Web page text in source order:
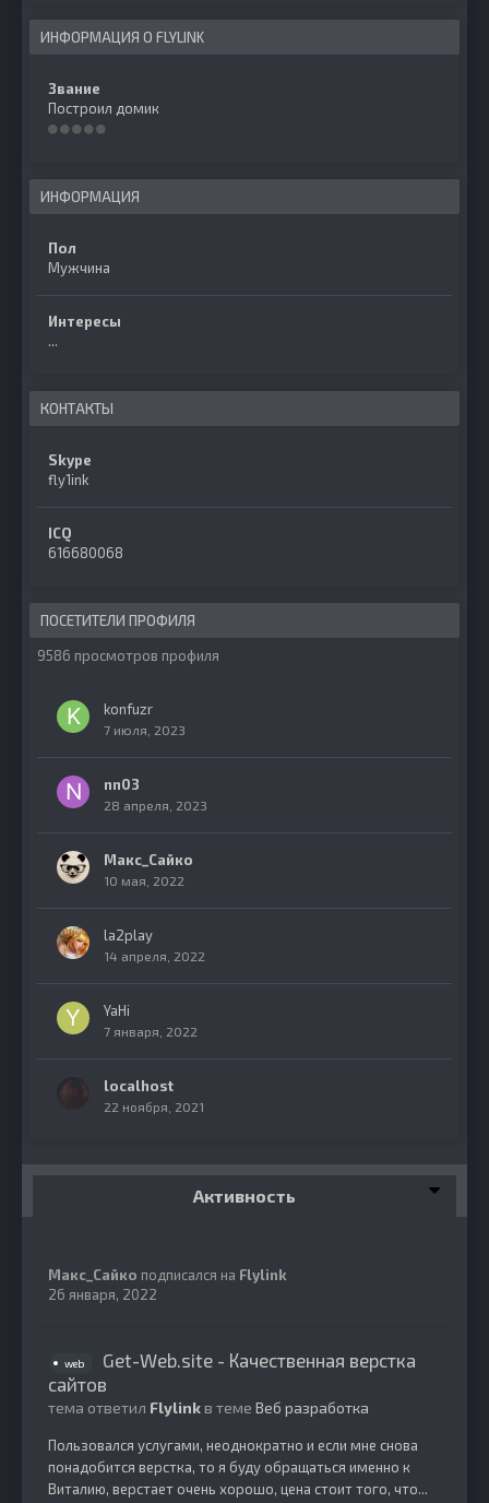
ИНФОРМАЦИЯ О FLYLINK
Звание
Построил домик
ИНФОРМАЦИЯ
Пол
Мужчина
Интересы
...
КОНТАКТЫ
Skype
fly1ink
ICQ
616680068
ПОСЕТИТЕЛИ ПРОФИЛЯ
9586 просмотров профиля
konfuzr
7 июля, 2023
nn03
28 апреля, 2023
Макс_Сайко
10 мая, 2022
la2play
14 апреля, 2022
YaHi
7 января, 2022
localhost
22 ноября, 2021
Активность
Макс_Сайко подписался на Flylink
26 января, 2022
web
Get-Web.site - Качественная верстка
сайтов
тема ответил Flylinkв теме Веб разработка
Пользовался услугами, неоднократно и если мне снова
понадобится верстка, то я буду обращаться именно к
Виталию, верстает очень хорошо, цена стоит того, что...